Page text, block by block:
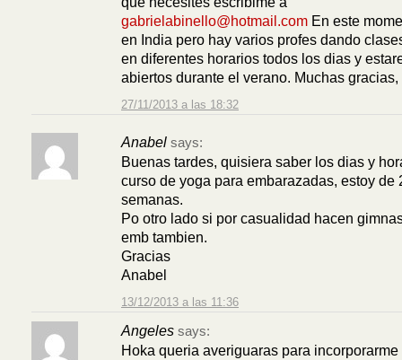
27/11/2013 a las 18:32
gabrielabinello@hotmail.com En este
en India pero hay varios profes dando
en diferentes horarios todos los dias y
abiertos durante el verano. Muchas
Anabel says:
13/12/2013 a las 11:36
Buenas tardes, quisiera saber los dias y
curso de yoga para embarazadas, estoy de
semanas.
Po otro lado si por casualidad hacen
emb tambien.
Gracias
Anabel
Angeles says:
Hoka queria averiguaras para incorporarme